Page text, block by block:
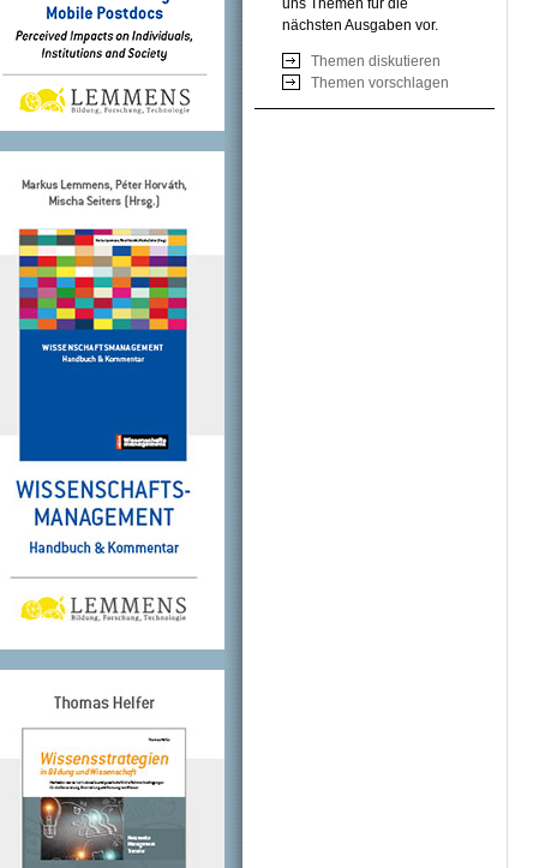
uns Themen für die
nächsten Ausgaben vor.
Themen diskutieren
Themen vorschlagen